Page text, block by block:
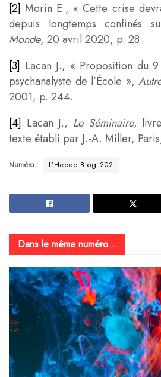
[2] Morin E., « Cette crise
depuis longtemps confinés
Monde, 20 avril 2020, p. 28.
[3] Lacan J., « Proposition du
psychanalyste de l’École »,
2001, p. 244.
[4] Lacan J., Le Séminaire,
texte établi par J.-A. Miller,
Numéro : L’Hebdo-Blog 202
Dans le même numéro...